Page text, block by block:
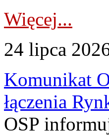
Więcej...
24 lipca
Komunikat
łączenia
OSP